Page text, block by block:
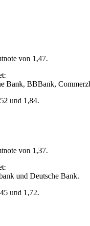
von 1,47.
Bank, BBBank,
und 1,84.
von 1,37.
und Deutsche Bank.
und 1,72.